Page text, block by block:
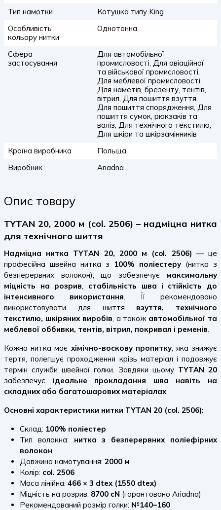
Тип намотки
Котушка типу King
Особливість
кольору нитки
Однотонна
Сфера
застосування
Для автомобільної
промисловості, Для авіаційної
та військової промисловості,
Для меблевої промисловості,
Для наметів, брезенту, тентів,
вітрил, Для пошиття взуття,
Для пошиття спорядження, Для
пошиття сумок, рюкзаків та
валіз, Для технічного текстилю,
Для шкіри та шкірзамінників
Країна виробника
Польща
Виробник
Ariadna
Опис товару
TYTAN 20, 2000 м (col. 2506) – надміцна нитка
для технічного шиття
Надміцна нитка TYTAN 20, 2000 м (col. 2506) — це
професійна швейна нитка з
100% поліестеру (нитка з
безперервних волокон), що забезпечує максимальну
міцність на розрив, стабільність шва і стійкість до
інтенсивного використання. Її рекомендовано
використовувати для шиття взуття, технічного
текстилю, шкіряних виробів, а також автомобільної та
меблевої оббивки, тентів, вітрил, покривал і ременів.
Кожна нитка має хімічно-воскову пропитку, яка знижує
тертя, полегшує проходження крізь матеріал і подовжує
термін служби швейної голки. Завдяки цьому TYTAN 20
забезпечує ідеальне прокладання шва навіть на
складних або багатошарових матеріалах.
Основні характеристики нитки TYTAN 20 (col. 2506):
Склад: 100% поліестер
Тип волокна: нитка з безперервних поліефірних
волокон
Довжина намотування: 2000 м
Колір: col. 2506
Маса лінійна: 466 × 3 dtex (1550 dtex)
Міцність на розрив: 8700 cN (гарантовано Ariadna)
Рекомендований розмір голки: №140–160